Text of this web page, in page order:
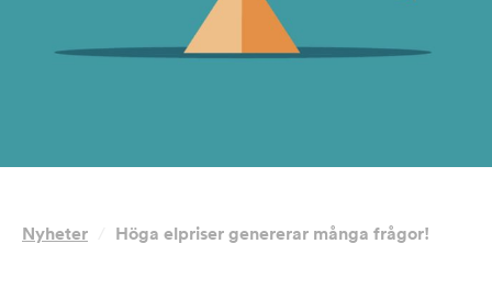
Nyheter Höga elpriser genererar många frågor!